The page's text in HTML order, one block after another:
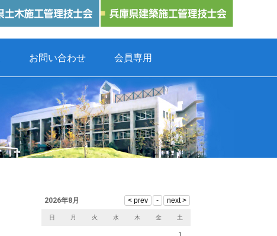
お問い合わせ 会員専用
2026年8月
日 月 火 水 木 金 土
1